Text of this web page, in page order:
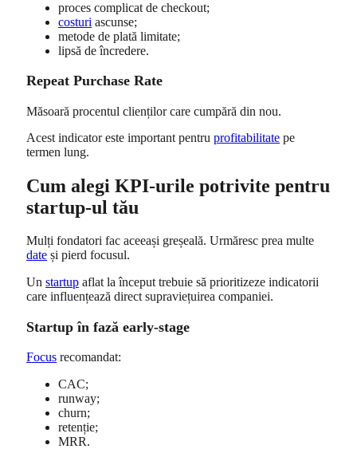
proces complicat de checkout;
costuri ascunse;
metode de plată limitate;
lipsă de încredere.
Repeat Purchase Rate
Măsoară procentul clienților care cumpără din nou.
Acest indicator este important pentru profitabilitate pe
termen lung.
Cum alegi KPI-urile potrivite pentru
startup-ul tău
Mulți fondatori fac aceeași greșeală. Urmăresc prea multe
date și pierd focusul.
Un startup aflat la început trebuie să prioritizeze indicatorii
care influențează direct supraviețuirea companiei.
Startup în fază early-stage
Focus recomandat:
CAC;
runway;
churn;
retenție;
MRR.